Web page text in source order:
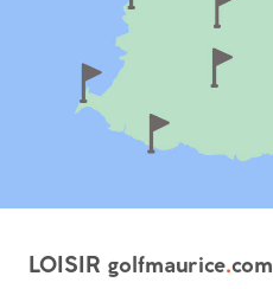
LOISIR golfmaurice.com